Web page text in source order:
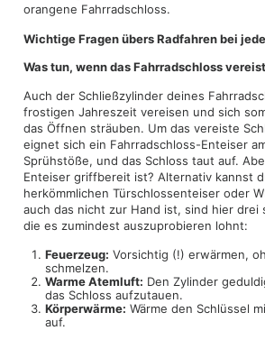
orangene Fahrradschloss.
Wichtige Fragen übers Radfahren bei
Was tun, wenn das Fahrradschloss
Auch der Schließzylinder deines
frostigen Jahreszeit vereisen und sich
das Öffnen sträuben. Um das vereiste
eignet sich ein Fahrradschloss-Enteiser
Sprühstöße, und das Schloss taut auf.
Enteiser griffbereit ist? Alternativ kannst
herkömmlichen Türschlossenteiser oder
auch das nicht zur Hand ist, sind hier drei
die es zumindest auszuprobieren lohnt:
Feuerzeug: Vorsichtig (!) erwärmen,
schmelzen.
Warme Atemluft: Den Zylinder
das Schloss aufzutauen.
Körperwärme: Wärme den Schlüssel
auf.